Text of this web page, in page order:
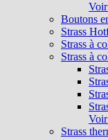
Voir
Boutons
Strass
Strass à
Strass à
Voir
Strass